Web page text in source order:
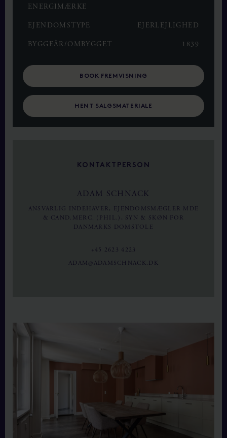
ENERGIMÆRKE
EJENDOMSTYPE EJERLEJLIGHED
BYGGEÅR/OMBYGGET 1839
BOOK FREMVISNING
HENT SALGSMATERIALE
KONTAKTPERSON
ADAM SCHNACK
ANSVARLIG INDEHAVER, EJENDOMSMÆGLER MDE
& CAND.MERC. (PHIL.), SYN & SKØN FOR
DANMARKS DOMSTOLE
+45 2623 4223
ADAM@ADAMSCHNACK.DK